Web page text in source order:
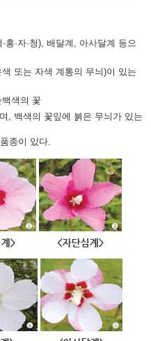
·자·청), 배달계, 아사달계 등으
또는 자색 계통의 무늬)이 있는
색의 꽃
, 백색의 꽃잎에 붉은 무늬가 있는
종이 있다.